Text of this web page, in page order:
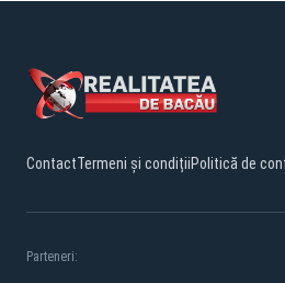
ContactTermeni și condițiiPolitică de
Parteneri: